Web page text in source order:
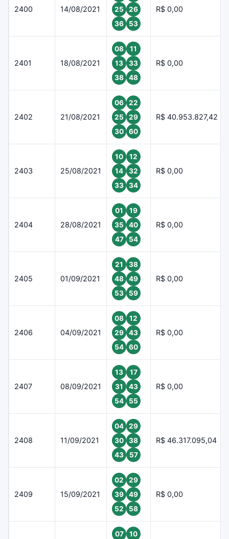
2400 14/08/2021
25
26
36
53
R$ 0,00
2401 18/08/2021
08
11
13
33
38
48
R$ 0,00
2402 21/08/2021
06
22
25
29
30
60
R$ 40.953.827,42
2403 25/08/2021
10
12
14
32
33
34
R$ 0,00
2404 28/08/2021
01
19
35
40
47
54
R$ 0,00
2405 01/09/2021
21
38
48
49
53
59
R$ 0,00
2406 04/09/2021
08
12
29
43
54
60
R$ 0,00
2407 08/09/2021
13
17
31
43
54
55
R$ 0,00
2408 11/09/2021
04
29
30
38
43
57
R$ 46.317.095,04
2409 15/09/2021
02
29
39
49
52
58
R$ 0,00
07
10